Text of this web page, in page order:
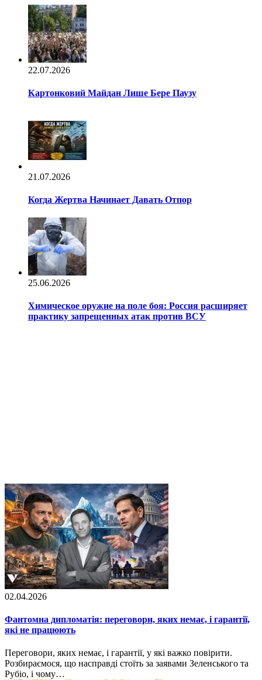
22.07.2026
Картонковий Майдан Лише Бере Паузу
21.07.2026
Когда Жертва Начинает Давать Отпор
25.06.2026
Химическое оружие на поле боя: Россия расширяет
практику запрещенных атак против ВСУ
02.04.2026
Фантомна дипломатія: переговори, яких немає, і гарантії,
які не працюють
Переговори, яких немає, і гарантії, у які важко повірити.
Розбираємося, що насправді стоїть за заявами Зеленського та
Рубіо, і чому…